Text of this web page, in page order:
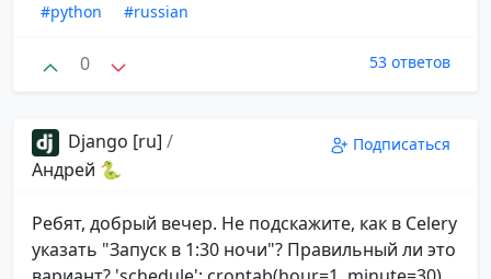
#python
#russian
0 53 ответов
Django [ru] /
Андрей 🐍
Подписаться
Ребят, добрый вечер. Не подскажите, как в Celery
указать "Запуск в 1:30 ночи"? Правильный ли это